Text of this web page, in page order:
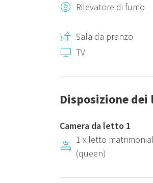
Rilevatore di fumo
Sala da pranzo
TV
Disposizione
Camera da letto 1
1 x letto
(queen)